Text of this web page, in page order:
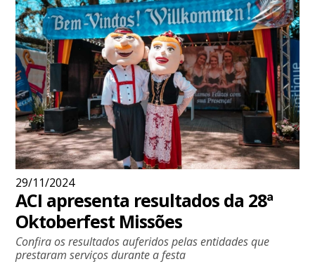
29/11/2024
ACI apresenta resultados da 28ª
Oktoberfest Missões
Confira os resultados auferidos pelas entidades que
prestaram serviços durante a festa